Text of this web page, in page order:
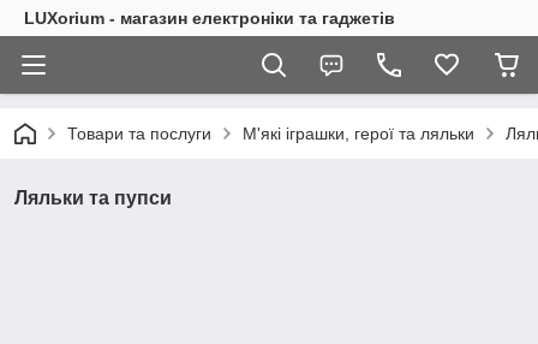
LUXorium - магазин електроніки та гаджетів
Товари та послуги М'які іграшки, герої та ляльки
Ляльки та пупси